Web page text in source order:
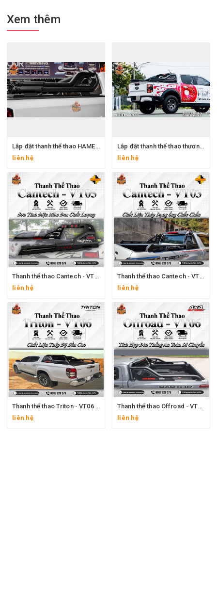
Xem thêm
Lắp đặt thanh thể thao HAMER dành cho xe bán tải tại Đăng Pha Auto và nhiều gói combo phụ kiện hấp dẫn khác
liên hệ
Lắp đặt thanh thể thao thương hiệu Option 4x4 dành cho xe bán tải tại Đăng Pha Auto
liên hệ
Thanh thể thao Cantech - VT05 dành cho xe hơi năm 2024
liên hệ
Thanh thể thao Cantech - VT03 dành cho xe hơi năm 2024
liên hệ
Thanh thể thao Triton - VT06 dành cho xe hơi năm 2024
liên hệ
Thanh thể thao Offroad - VT06 dành cho xe hơi năm 2024
liên hệ